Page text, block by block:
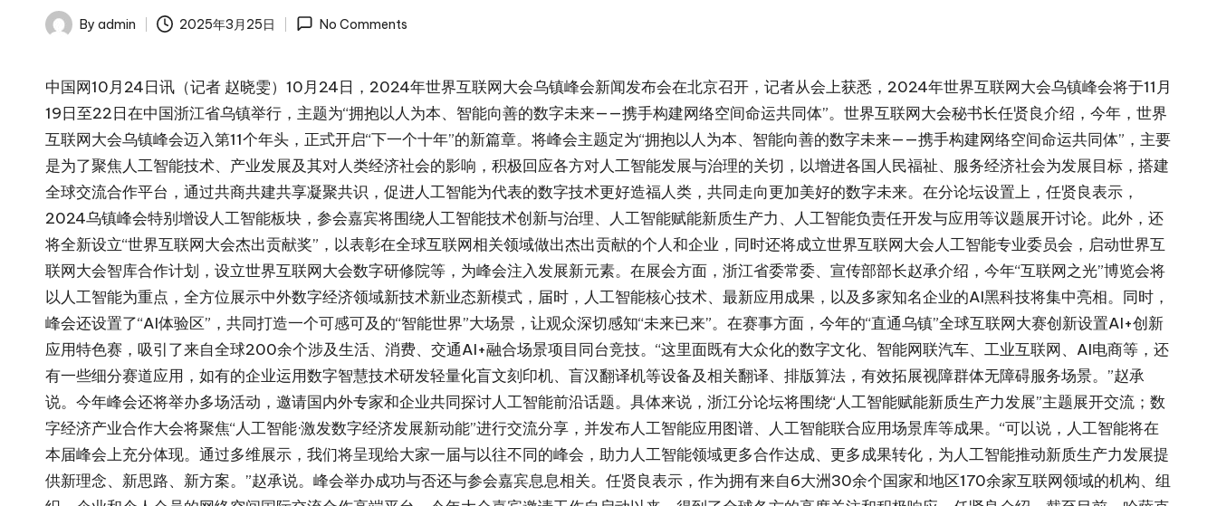
Posted
By admin 2025年3月25日 No Comments
中国网10月24日讯（记者 赵晓雯）10月24日，2024年世界互联网大会乌镇峰会新闻发布会在北京召开，记者从会上获悉，2024年世界互联网大会乌镇峰会将于11月
19日至22日在中国浙江省乌镇举行，主题为“拥抱以人为本、智能向善的数字未来——携手构建网络空间命运共同体”。世界互联网大会秘书长任贤良介绍，今年，世界
互联网大会乌镇峰会迈入第11个年头，正式开启“下一个十年”的新篇章。将峰会主题定为“拥抱以人为本、智能向善的数字未来——携手构建网络空间命运共同体”，主要
是为了聚焦人工智能技术、产业发展及其对人类经济社会的影响，积极回应各方对人工智能发展与治理的关切，以增进各国人民福祉、服务经济社会为发展目标，搭建
全球交流合作平台，通过共商共建共享凝聚共识，促进人工智能为代表的数字技术更好造福人类，共同走向更加美好的数字未来。在分论坛设置上，任贤良表示，
2024乌镇峰会特别增设人工智能板块，参会嘉宾将围绕人工智能技术创新与治理、人工智能赋能新质生产力、人工智能负责任开发与应用等议题展开讨论。此外，还
将全新设立“世界互联网大会杰出贡献奖”，以表彰在全球互联网相关领域做出杰出贡献的个人和企业，同时还将成立世界互联网大会人工智能专业委员会，启动世界互
联网大会智库合作计划，设立世界互联网大会数字研修院等，为峰会注入发展新元素。在展会方面，浙江省委常委、宣传部部长赵承介绍，今年“互联网之光”博览会将
以人工智能为重点，全方位展示中外数字经济领域新技术新业态新模式，届时，人工智能核心技术、最新应用成果，以及多家知名企业的AI黑科技将集中亮相。同时，
峰会还设置了“AI体验区”，共同打造一个可感可及的“智能世界”大场景，让观众深切感知“未来已来”。在赛事方面，今年的“直通乌镇”全球互联网大赛创新设置AI+创新
应用特色赛，吸引了来自全球200余个涉及生活、消费、交通AI+融合场景项目同台竞技。“这里面既有大众化的数字文化、智能网联汽车、工业互联网、AI电商等，还
有一些细分赛道应用，如有的企业运用数字智慧技术研发轻量化盲文刻印机、盲汉翻译机等设备及相关翻译、排版算法，有效拓展视障群体无障碍服务场景。”赵承
说。今年峰会还将举办多场活动，邀请国内外专家和企业共同探讨人工智能前沿话题。具体来说，浙江分论坛将围绕“人工智能赋能新质生产力发展”主题展开交流；数
字经济产业合作大会将聚焦“人工智能·激发数字经济发展新动能”进行交流分享，并发布人工智能应用图谱、人工智能联合应用场景库等成果。“可以说，人工智能将在
本届峰会上充分体现。通过多维展示，我们将呈现给大家一届与以往不同的峰会，助力人工智能领域更多合作达成、更多成果转化，为人工智能推动新质生产力发展提
供新理念、新思路、新方案。”赵承说。峰会举办成功与否还与参会嘉宾息息相关。任贤良表示，作为拥有来自6大洲30余个国家和地区170余家互联网领域的机构、组